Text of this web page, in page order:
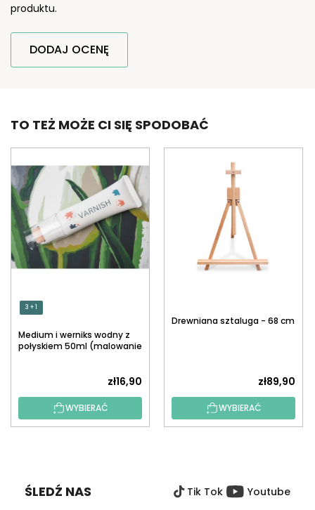
produktu.
DODAJ OCENĘ
TO TEŻ MOŻE CI SIĘ SPODOBAĆ
3 + 1
Medium i werniks wodny z
połyskiem 50ml (malowanie
zł16,90
WYBIERAĆ
Drewniana sztaluga - 68 cm
zł89,90
WYBIERAĆ
ŚLEDŹ NAS Tik Tok Youtube